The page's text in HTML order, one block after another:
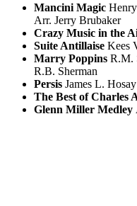
Mancini Magic
Arr. Jerry Brubaker
Crazy Music in the
Suite Antillaise Kees
Marry Poppins R.M.
R.B. Sherman
Persis James L. Hosay
The Best of Charles
Glenn Miller Medley